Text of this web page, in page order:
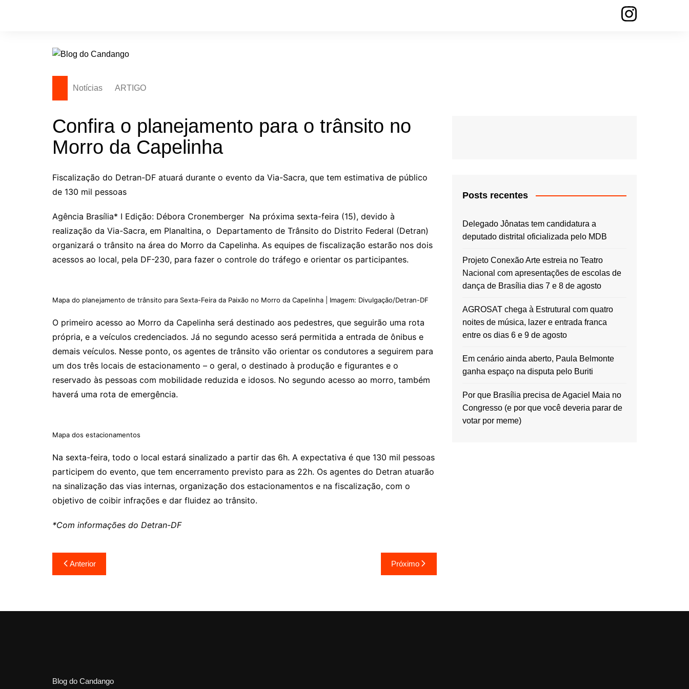
Notícias ARTIGO
Confira o planejamento para o trânsito no
Morro da Capelinha
Fiscalização do Detran-DF atuará durante o evento da Via-Sacra, que tem estimativa de público
de 130 mil pessoas
Agência Brasília* I Edição: Débora Cronemberger Na próxima sexta-feira (15), devido à
realização da Via-Sacra, em Planaltina, o Departamento de Trânsito do Distrito Federal (Detran)
organizará o trânsito na área do Morro da Capelinha. As equipes de fiscalização estarão nos dois
acessos ao local, pela DF-230, para fazer o controle do tráfego e orientar os participantes.
Mapa do planejamento de trânsito para Sexta-Feira da Paixão no Morro da Capelinha | Imagem: Divulgação/Detran-DF
O primeiro acesso ao Morro da Capelinha será destinado aos pedestres, que seguirão uma rota
própria, e a veículos credenciados. Já no segundo acesso será permitida a entrada de ônibus e
demais veículos. Nesse ponto, os agentes de trânsito vão orientar os condutores a seguirem para
um dos três locais de estacionamento – o geral, o destinado à produção e figurantes e o
reservado às pessoas com mobilidade reduzida e idosos. No segundo acesso ao morro, também
haverá uma rota de emergência.
Mapa dos estacionamentos
Na sexta-feira, todo o local estará sinalizado a partir das 6h. A expectativa é que 130 mil pessoas
participem do evento, que tem encerramento previsto para as 22h. Os agentes do Detran atuarão
na sinalização das vias internas, organização dos estacionamentos e na fiscalização, com o
objetivo de coibir infrações e dar fluidez ao trânsito.
*Com informações do Detran-DF
Navegação
de
Anterior Próximo
Posts recentes
Delegado Jônatas tem candidatura a
deputado distrital oficializada pelo MDB
Projeto Conexão Arte estreia no Teatro
Nacional com apresentações de escolas de
dança de Brasília dias 7 e 8 de agosto
AGROSAT chega à Estrutural com quatro
noites de música, lazer e entrada franca
entre os dias 6 e 9 de agosto
Em cenário ainda aberto, Paula Belmonte
ganha espaço na disputa pelo Buriti
Por que Brasília precisa de Agaciel Maia no
Congresso (e por que você deveria parar de
votar por meme)
Blog do Candango